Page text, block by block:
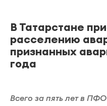
В Татарстане
расселению
признанных
года
Всего за пять лет в